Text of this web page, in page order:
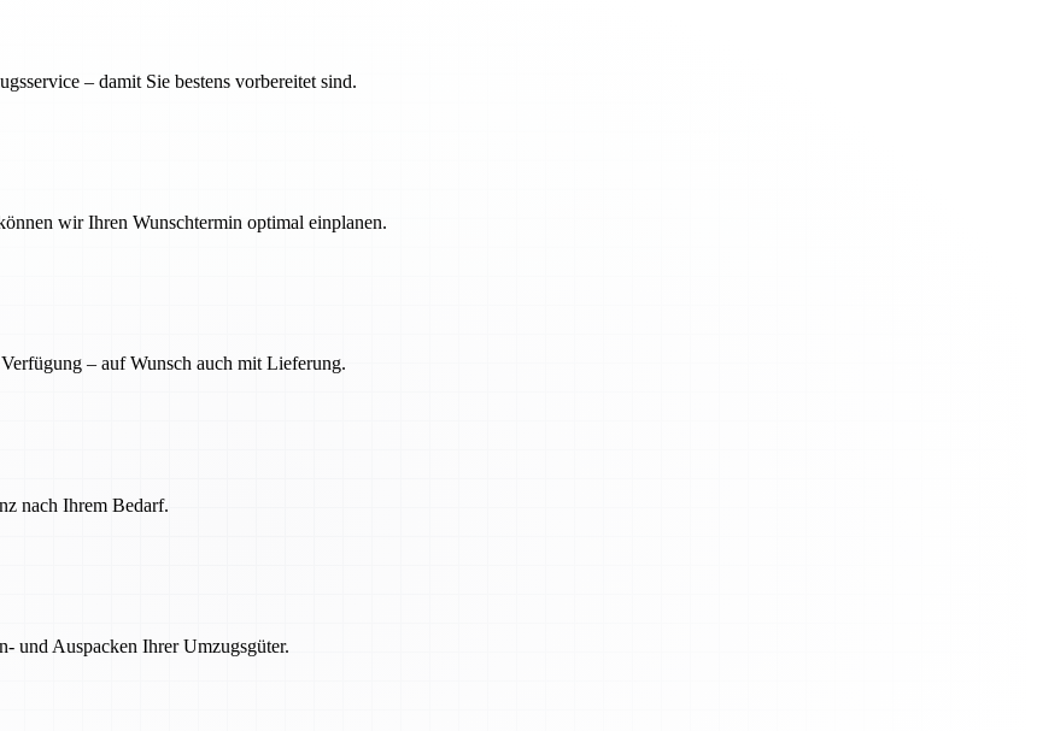
– damit Sie bestens vorbereitet sind.
wir Ihren Wunschtermin optimal einplanen.
– auf Wunsch auch mit Lieferung.
nach Ihrem Bedarf.
und Auspacken Ihrer Umzugsgüter.